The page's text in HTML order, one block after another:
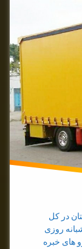
در کل
روزی
های خبره